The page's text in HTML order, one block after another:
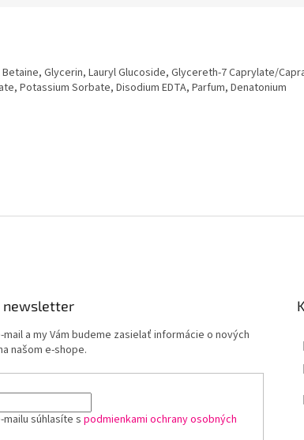
Glycerin, Lauryl Glucoside, Glycereth-7 Caprylate/
Potassium Sorbate, Disodium EDTA, Parfum, Denatonium
newsletter
a my Vám budeme zasielať informácie o nových
našom e-shope.
mailu súhlasíte s podmienkami ochrany osobných